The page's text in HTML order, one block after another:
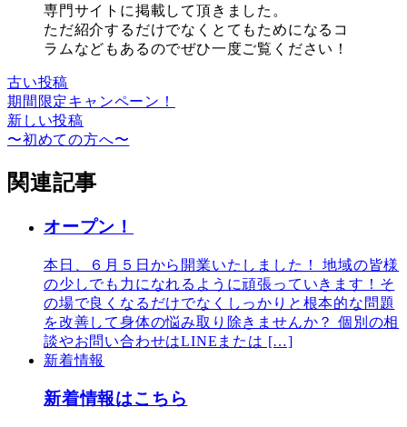
専門サイトに掲載して頂きました。
ただ紹介するだけでなくとてもためになるコ
ラムなどもあるのでぜひ一度ご覧ください！
古い投稿
期間限定キャンペーン！
新しい投稿
〜初めての方へ〜
関連記事
オープン！
本日、６月５日から開業いたしました！ 地域の皆様
の少しでも力になれるように頑張っていきます！そ
の場で良くなるだけでなくしっかりと根本的な問題
を改善して身体の悩み取り除きませんか？ 個別の相
談やお問い合わせはLINEまたは […]
新着情報
新着情報はこちら